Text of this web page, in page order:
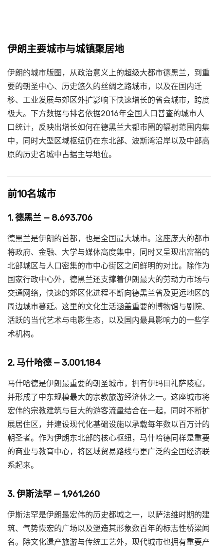
伊朗主要城市与城镇聚居地
伊朗的城市版图，从政治意义上的超级大都市德黑兰，到重
要的朝圣中心、历史悠久的丝绸之路城市，以及在国内迁
移、工业发展与郊区外扩影响下快速增长的省会城市，跨度
极大。下方数据与排名依据2016年全国人口普查的城市人
口统计，反映出增长如何在德黑兰大都市圈的辐射范围内集
中，同时大型区域枢纽仍在东北部、波斯湾沿岸以及中部高
原的历史名城中占据主导地位。
前10名城市
1. 德黑兰 — 8,693,706
德黑兰是伊朗的首都，也是全国最大城市。这座庞大的都市
将政府、金融、大学与媒体高度集中，同时又呈现出富裕的
北部城区与人口密集的市中心街区之间鲜明的对比。除作为
国家行政中心外，德黑兰还支撑着伊朗最大的劳动力市场与
交通网络，快速的郊区化进程不断向德黑兰省及更远地区的
周边城市蔓延。这里的文化生活涵盖重要的博物馆与剧院、
活跃的当代艺术与电影生态，以及国内最具影响力的一些学
术机构。
2. 马什哈德 — 3,001,184
马什哈德是伊朗最重要的朝圣城市，拥有伊玛目礼萨陵寝，
并形成了中东规模最大的宗教旅游经济体之一。这座城市将
宏伟的宗教建筑与巨大的游客流量结合在一起，同时不断扩
展居住区，并建设现代化基础设施以承载每年数以百万计的
朝圣者。作为伊朗东北部的核心枢纽，马什哈德同样是重要
的商业与教育中心，将区域贸易路线与更广泛的全国经济联
系起来。
3. 伊斯法罕 — 1,961,260
伊斯法罕是伊朗最宏伟的历史都城之一，以萨法维时期的建
筑、气势恢宏的广场以及塑造其形象数百年的标志性桥梁闻
名。除文化遗产旅游与传统工艺外，现代城市也拥有重要产